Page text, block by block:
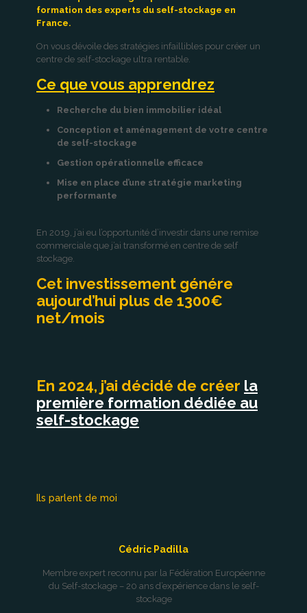
formation des experts du self-stockage en
France.
On vous dévoile des stratégies infaillibles pour créer un
centre de self-stockage ultra rentable.
Ce que vous apprendrez
Recherche du bien immobilier idéal
Conception et aménagement de votre centre
de self-stockage
Gestion opérationnelle efficace
Mise en place d’une stratégie marketing
performante
En 2019, j’ai eu l’opportunité d’investir dans une remise
commerciale que j’ai transformé en centre de self
stockage.
Cet investissement génére
aujourd’hui plus de 1300€
net/mois
En 2024, j’ai décidé de créer la
première formation dédiée au
self-stockage
Ils parlent de moi
Cédric Padilla
Membre expert reconnu par la Fédération Européenne
du Self-stockage – 20 ans d’expérience dans le self-
stockage